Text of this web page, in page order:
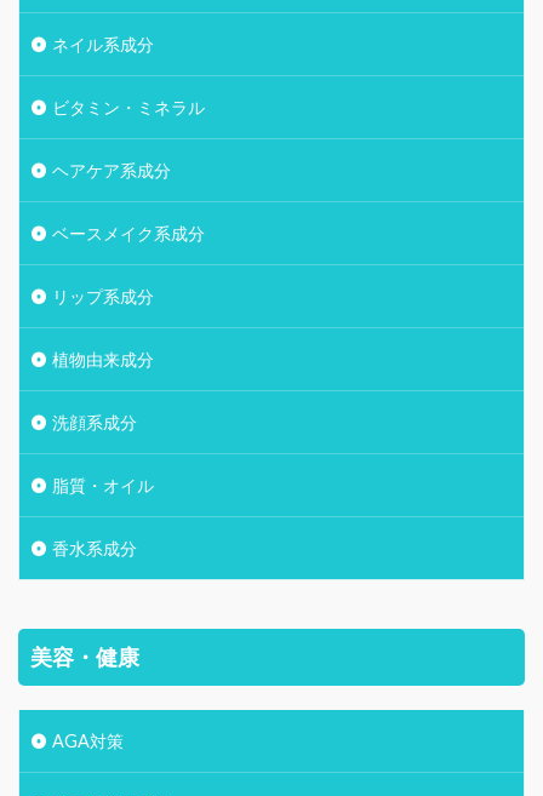
ネイル系成分
ビタミン・ミネラル
ヘアケア系成分
ベースメイク系成分
リップ系成分
植物由来成分
洗顔系成分
脂質・オイル
香水系成分
美容・健康
AGA対策